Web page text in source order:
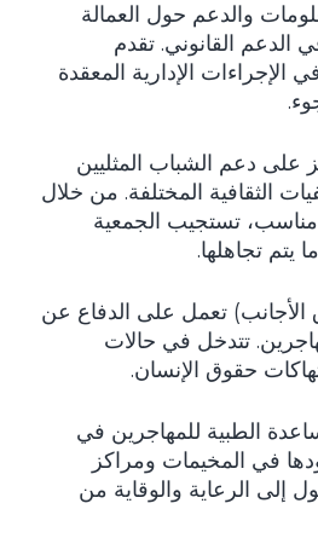
والدعم حول العمالة
القانوني. تقدم
الإجراءات الإدارية المعقدة
على دعم الشباب المثليين
الثقافية المختلفة. من خلال
مناسب، تستجيب الجمعية
يتم تجاهلها.
تعمل على الدفاع عن
تتدخل في حالات
حقوق الإنسان.
الطبية للمهاجرين في
في المخيمات ومراكز
إلى الرعاية والوقاية من